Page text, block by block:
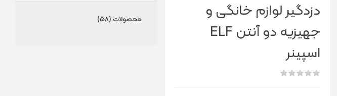
دزدگیر لوازم خانگی و
جهیزیه دو آنتن ELF
اسپینر
محصولات (58)